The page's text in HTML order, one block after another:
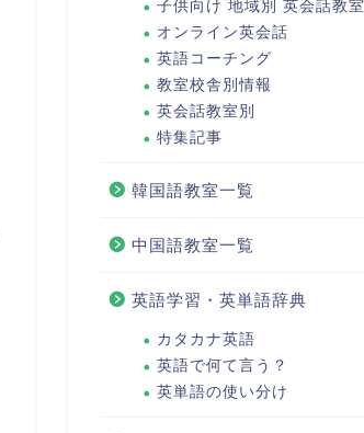
子供向け 地域別 英会話教室
オンライン英会話
英語コーチング
教室校舎別情報
英会話教室別
特集記事
韓国語教室一覧
中国語教室一覧
英語学習・英単語辞典
カタカナ英語
英語で何て言う？
英単語の使い分け